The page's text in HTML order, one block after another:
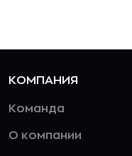
КОМПАНИЯ
Команда
О компании